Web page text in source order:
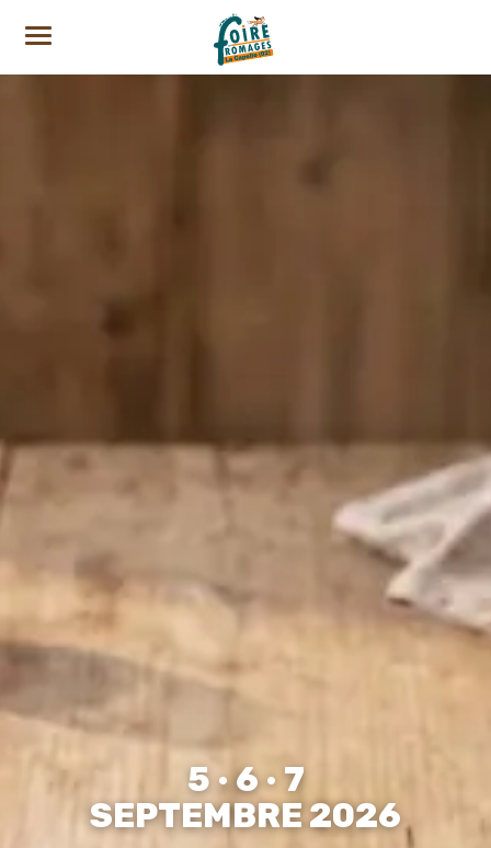
5 ·6· 7
SEPTEMBRE 2026